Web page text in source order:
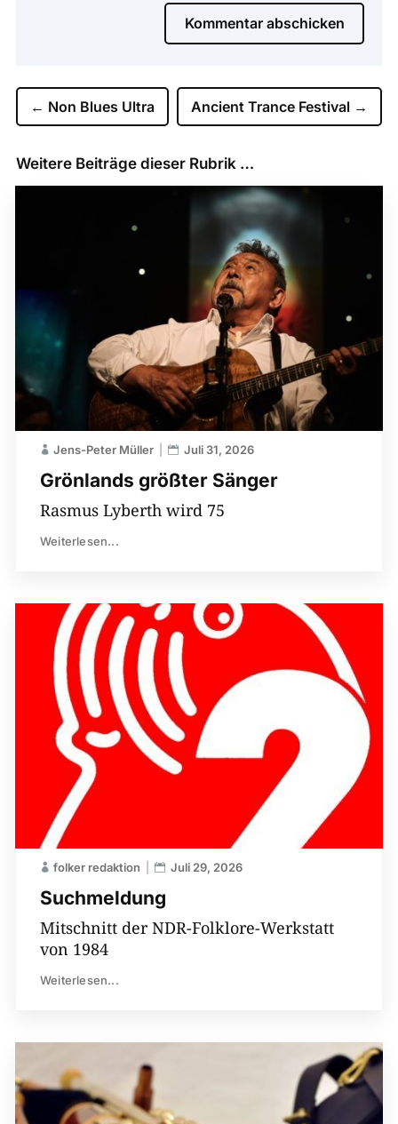
Kommentar abschicken
← Non Blues Ultra Ancient Trance Festival →
Weitere Beiträge dieser Rubrik …
Grönlands größter Sänger
Jens-Peter Müller Juli 31, 2026
Rasmus Lyberth wird 75
Weiterlesen...
Suchmeldung
folker redaktion Juli 29, 2026
Mitschnitt der NDR-Folklore-Werkstatt
von 1984
Weiterlesen...